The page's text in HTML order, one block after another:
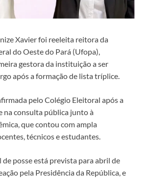
Xavier foi reeleita reitora da
do Oeste do Pará (Ufopa),
gestora da instituição a ser
após a formação de lista tríplice.
pelo Colégio Eleitoral após a
na consulta pública junto à
que contou com ampla
técnicos e estudantes.
posse está prevista para abril de
pela Presidência da República, e